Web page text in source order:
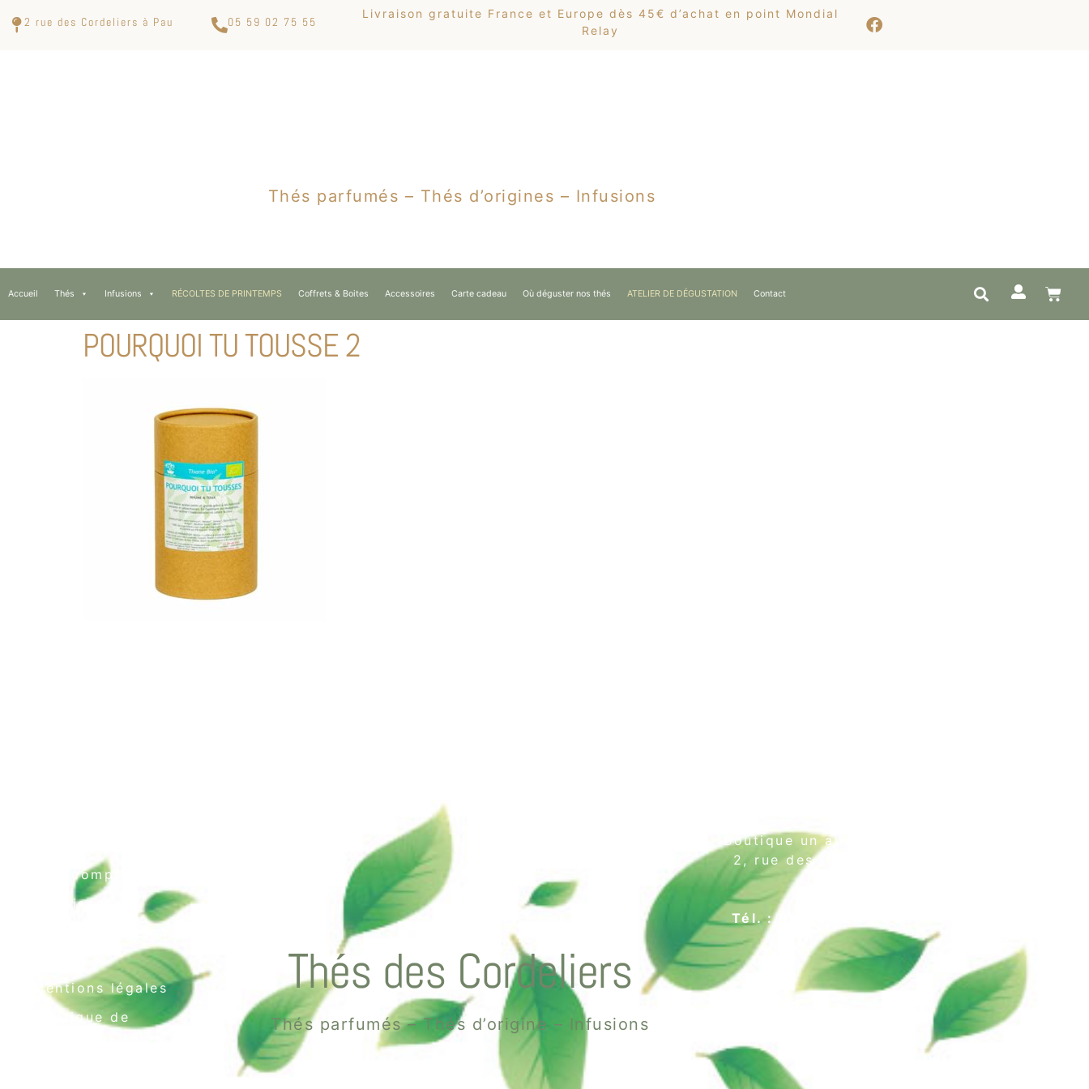
2 rue des Cordeliers à Pau 05 59 02 75 55
Livraison gratuite France et Europe dès 45€ d’achat en point Mondial
Relay
Thés parfumés – Thés d’origines – Infusions
Accueil Thés Infusions RÉCOLTES DE PRINTEMPS Coffrets & Boites Accessoires Carte cadeau Où déguster nos thés ATELIER DE DÉGUSTATION Contact
POURQUOI TU TOUSSE 2
Mon compte
Livraison
Mentions légales
Politique de
Thés des Cordeliers
Thés parfumés – Thés d’origine – Infusions
Boutique un air de thé
2, rue des Cordeliers
Tél. : 05 59 02 75 55